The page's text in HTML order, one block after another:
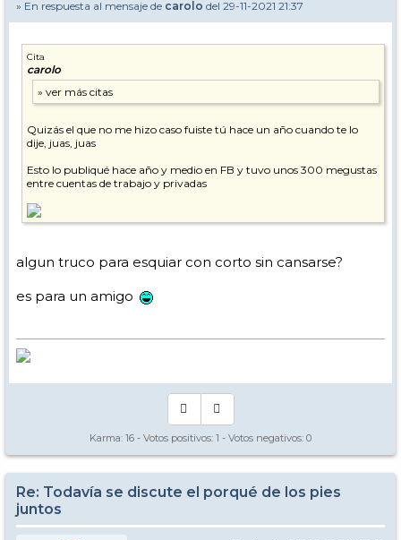
» En respuesta al mensaje de carolo del 29-11-2021 21:37
Cita
carolo
Quizás el que no me hizo caso fuiste tú hace un año cuando te lo
dije, juas, juas
Esto lo publiqué hace año y medio en FB y tuvo unos 300 megustas
entre cuentas de trabajo y privadas
algun truco para esquiar con corto sin cansarse?
es para un amigo
Karma: 16 - Votos positivos: 1 - Votos negativos: 0
Re: Todavía se discute el porqué de los pies
juntos